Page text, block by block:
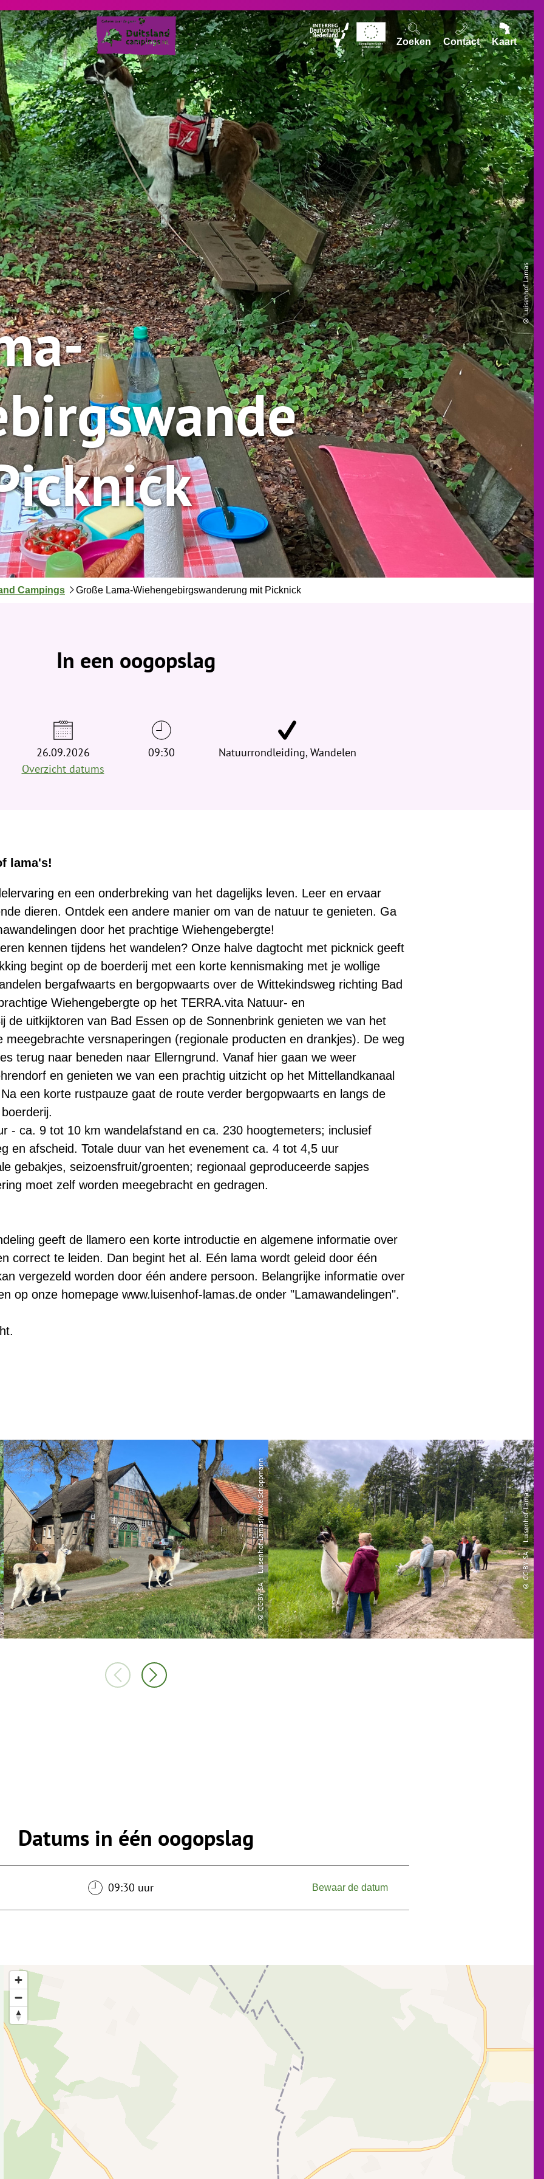
Zoeken Contact Kaart
© Luisenhof Lamas
Campings Große Lama-Wiehengebirgswanderung mit Picknick
In een oogopslag
26.09.2026
Overzicht datums
09:30 Natuurrondleiding, Wandelen
lama's!
en een onderbreking van het dagelijks leven. Leer en ervaar
dieren. Ontdek een andere manier om van de natuur te genieten. Ga
door het prachtige Wiehengebergte!
kennen tijdens het wandelen? Onze halve dagtocht met picknick geeft
begint op de boerderij met een korte kennismaking met je wollige
bergafwaarts en bergopwaarts over de Wittekindsweg richting Bad
Wiehengebergte op het TERRA.vita Natuur- en
de uitkijktoren van Bad Essen op de Sonnenbrink genieten we van het
meegebrachte versnaperingen (regionale producten en drankjes). De weg
terug naar beneden naar Ellerngrund. Vanaf hier gaan we weer
en genieten we van een prachtig uitzicht op het Mittellandkanaal
een korte rustpauze gaat de route verder bergopwaarts en langs de
- ca. 9 tot 10 km wandelafstand en ca. 230 hoogtemeters; inclusief
en afscheid. Totale duur van het evenement ca. 4 tot 4,5 uur
gebakjes, seizoensfruit/groenten; regionaal geproduceerde sapjes
moet zelf worden meegebracht en gedragen.
geeft de llamero een korte introductie en algemene informatie over
correct te leiden. Dan begint het al. Eén lama wordt geleid door één
vergezeld worden door één andere persoon. Belangrijke informatie over
op onze homepage www.luisenhof-lamas.de onder "Lamawandelingen".
© CC-BY-SA | Luisenhof-Lamas|Wibke Schoppmann © CC-BY-SA | Luisenhof-Lamas
Datums in één oogopslag
09:30 uur Bewaar de datum